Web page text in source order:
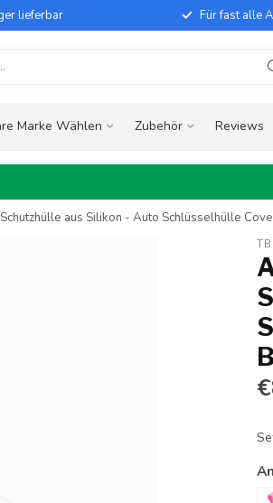
lieferbar Für fast alle
Marke Wählen Zubehör Reviews
aus Silikon - Auto Schlüsselhülle